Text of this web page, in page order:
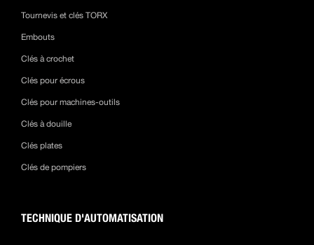
Tournevis et clés TORX
Embouts
Clés à crochet
Clés pour écrous
Clés pour machines-outils
Clés à douille
Clés plates
Clés de pompiers
TECHNIQUE D'AUTOMATISATION